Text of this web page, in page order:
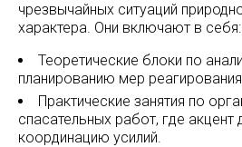
чрезвычайных ситуаций
характера. Они включают в себя:
Теоретические блоки по
планированию мер реагирования.
Практические занятия по
спасательных работ, где акцент
координацию усилий.